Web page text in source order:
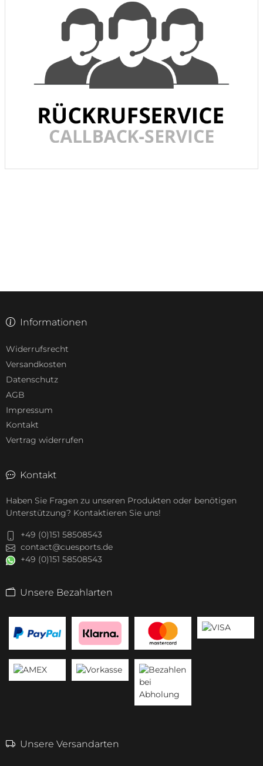
Informationen
Widerrufsrecht
Versandkosten
Datenschutz
AGB
Impressum
Kontakt
Vertrag widerrufen
Kontakt
Haben Sie Fragen zu unseren Produkten oder benötigen
Unterstützung? Kontaktieren Sie uns!
+49 (0)151 58508543
contact@cuesports.de
+49 (0)151 58508543
Unsere Bezahlarten
Unsere Versandarten